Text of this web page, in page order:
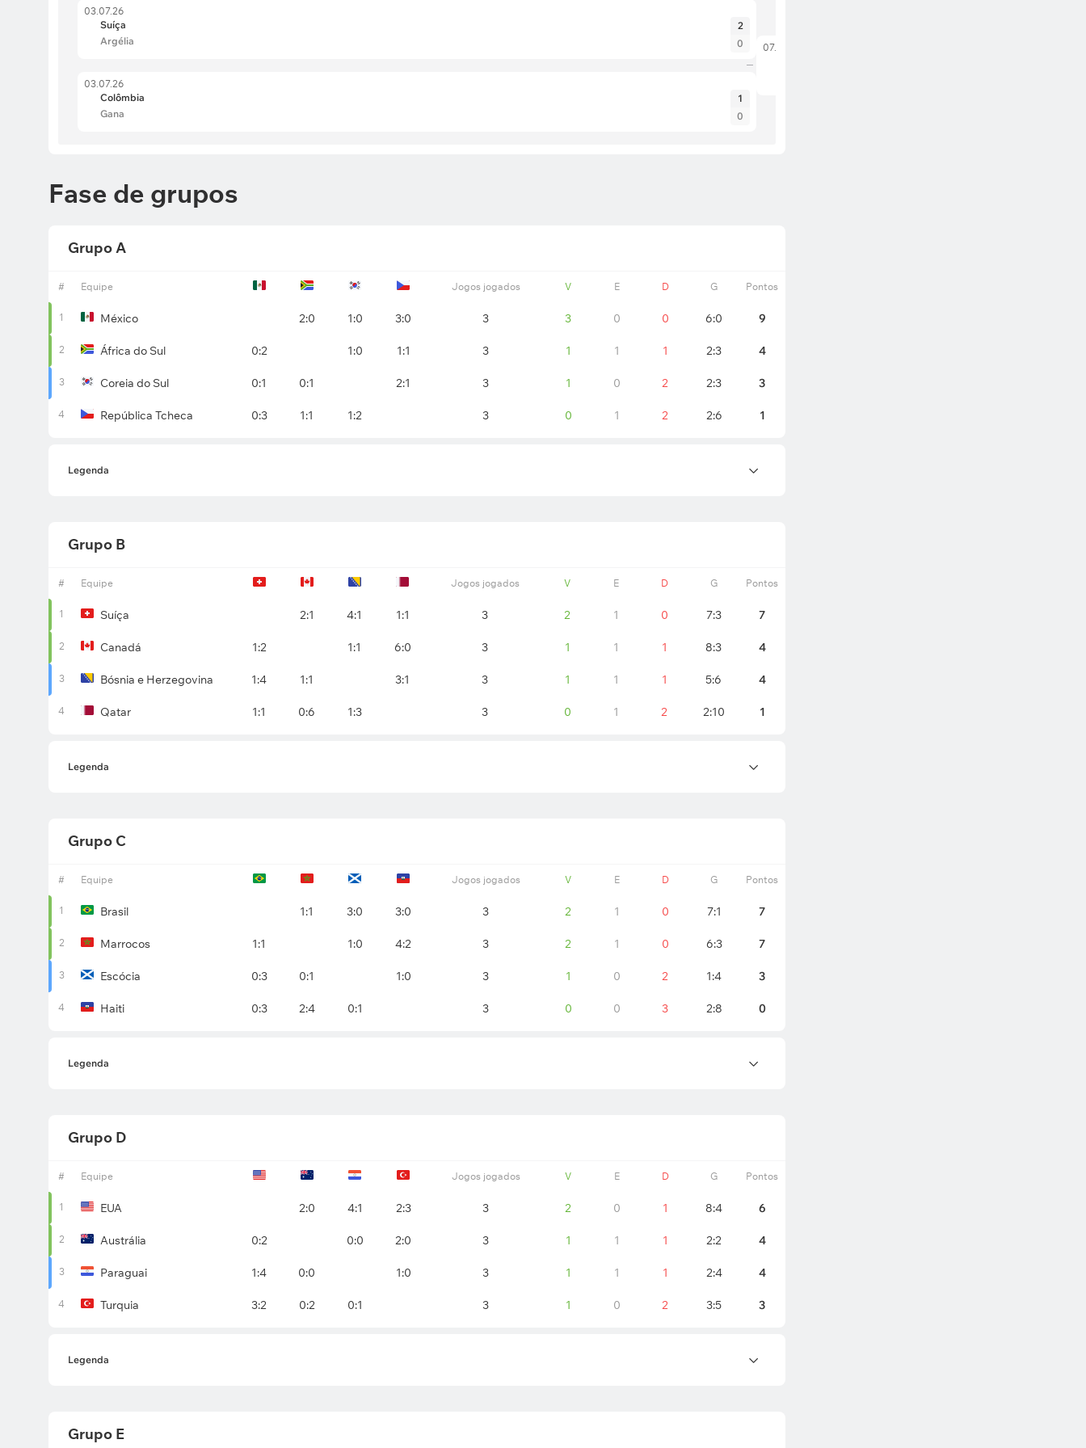
03.07.26
Suíça
Argélia
2
0
03.07.26
Colômbia
Gana
1
0
07.07.26
Fase de grupos
Grupo A
# Equipe Jogos jogados V E D G Pontos
1 México 2:0 1:0 3:0 3 3 0 0 6:0 9
2 África do Sul 0:2 1:0 1:1 3 1 1 1 2:3 4
3 Coreia do Sul 0:1 0:1 2:1 3 1 0 2 2:3 3
4 República Tcheca 0:3 1:1 1:2 3 0 1 2 2:6 1
Legenda
Grupo B
# Equipe Jogos jogados V E D G Pontos
1 Suíça 2:1 4:1 1:1 3 2 1 0 7:3 7
2 Canadá 1:2 1:1 6:0 3 1 1 1 8:3 4
3 Bósnia e Herzegovina 1:4 1:1 3:1 3 1 1 1 5:6 4
4 Qatar 1:1 0:6 1:3 3 0 1 2 2:10 1
Legenda
Grupo C
# Equipe Jogos jogados V E D G Pontos
1 Brasil 1:1 3:0 3:0 3 2 1 0 7:1 7
2 Marrocos 1:1 1:0 4:2 3 2 1 0 6:3 7
3 Escócia 0:3 0:1 1:0 3 1 0 2 1:4 3
4 Haiti 0:3 2:4 0:1 3 0 0 3 2:8 0
Legenda
Grupo D
# Equipe Jogos jogados V E D G Pontos
1 EUA 2:0 4:1 2:3 3 2 0 1 8:4 6
2 Austrália 0:2 0:0 2:0 3 1 1 1 2:2 4
3 Paraguai 1:4 0:0 1:0 3 1 1 1 2:4 4
4 Turquia 3:2 0:2 0:1 3 1 0 2 3:5 3
Legenda
Grupo E